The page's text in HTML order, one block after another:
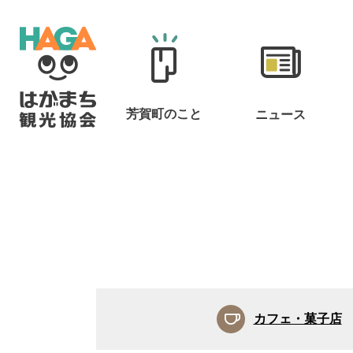
芳賀町のこと ニュース
カフェ・菓子店